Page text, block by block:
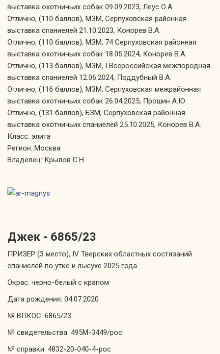
выставка охотничьих собак 09.09.2023, Леус О.А.
Отлично, (110 баллов), МЗМ, Серпуховская районная
выставка спаниелей 21.10.2023, Конорев В.А.
Отлично, (110 баллов), МЗМ, 74 Серпуховская районная
выставка охотничьих собак 18.05.2024, Конорев В.А.
Отлично, (113 баллов), МЗМ, I Всероссийская межпородная
выставка спаниелей 12.06.2024, Поддубный В.А.
Отлично, (116 баллов), МЗМ, Серпуховская межрайонная
выставка охотничьих собак 26.04.2025, Прошин А.Ю.
Отлично, (131 баллов), БЗМ, Серпуховская районная
выставка охотничьих спаниелей 25.10.2025, Конорев В.А.
Класс: элита
Регион: Москва
Владелец: Крылов С.Н.
Джек - 6865/23
ПРИЗЕР (3 место), IV Тверских областных состязаний
спаниелей по утке и лысухе 2025 года
Окрас: черно-белый с крапом
Дата рождения: 04.07.2020
№ ВПКОС: 6865/23
№ свидетельства: 495М-3449/рос
№ справки: 4832-20-040-4-рос